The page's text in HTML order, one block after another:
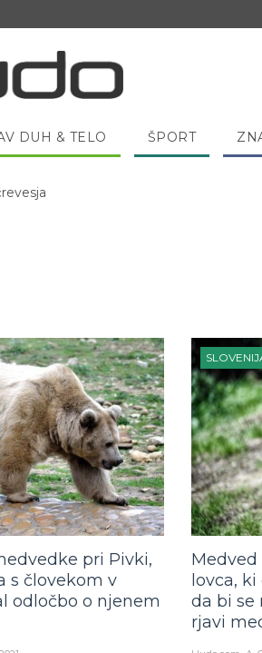
DUH & TELO ŠPORT
pri Pivki,
s človekom v
odločbo o njenem
Medved
lovca,
da bi se
rjavi